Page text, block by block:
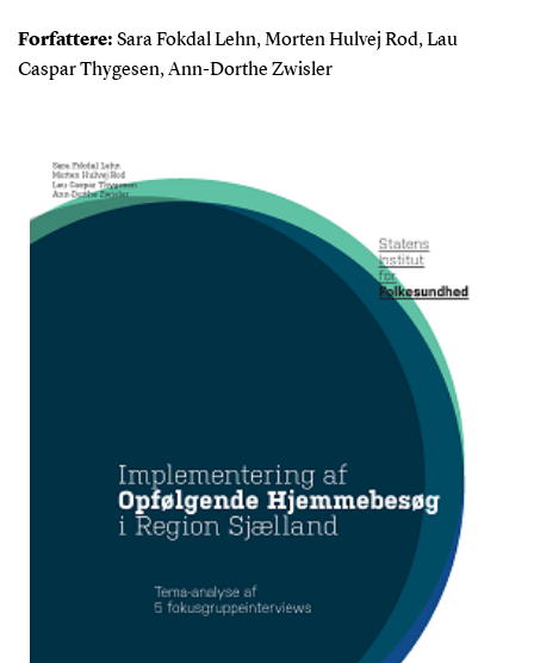
Forfattere: Sara Fokdal Lehn, Morten Hulvej Rod, Lau
Caspar Thygesen, Ann-Dorthe Zwisler